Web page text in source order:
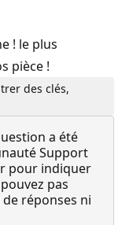
! le plus
pièce !
des clés,
a été
Support
pour indiquer
pas
réponses ni